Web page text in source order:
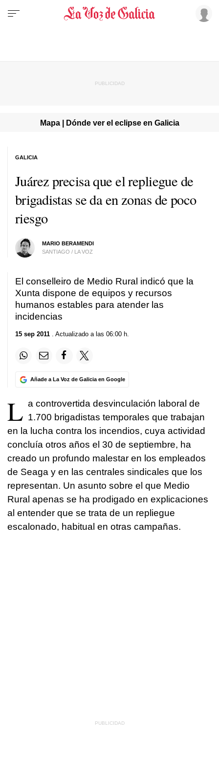
Mapa | Dónde ver el eclipse en Galicia
Juárez precisa que el repliegue de
brigadistas se da en zonas de poco
riesgo
MARIO BERAMENDI
SANTIAGO / LA VOZ
GALICIA
El conselleiro de Medio Rural indicó que la
Xunta dispone de equipos y recursos
humanos estables para atender las
incidencias
15 sep 2011 . Actualizado a las 06:00 h.
Añade a La Voz de Galicia en Google
L a controvertida desvinculación laboral de
1.700 brigadistas temporales que trabajan
en la lucha contra los incendios, cuya actividad
concluía otros años el 30 de septiembre, ha
creado un profundo malestar en los empleados
de Seaga y en las centrales sindicales que los
representan. Un asunto sobre el que Medio
Rural apenas se ha prodigado en explicaciones
al entender que se trata de un repliegue
escalonado, habitual en otras campañas.